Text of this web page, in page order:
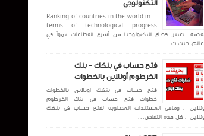
التكنولوجي
Ranking of countries in the world in
terms of technological progress
يعتبر قطاع التكنولوجيا من أسرع القطاعات نمواً في
حيث ت...
فتح حساب في بنكك - بنك
الخرطوم أونلاين بالخطوات
فتح حساب في بنكك اونلاين بالخطوات
خطوات فتح حساب في بنك الخرطوم
، وماهي المستندات المطلوبه لفتح حساب في بنكك
، كل هذه التفاص...